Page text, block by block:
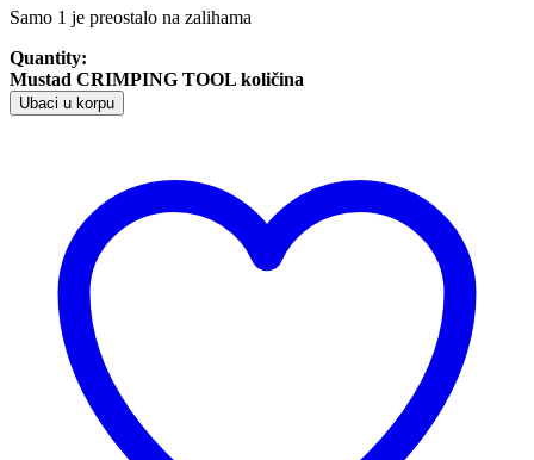
Samo 1 je preostalo na zalihama
Quantity:
Mustad CRIMPING TOOL količina
Ubaci u korpu